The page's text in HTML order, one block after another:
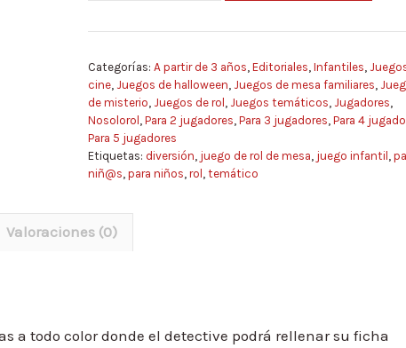
de
|
Cuaderno
de
Campo
cantidad
Categorías: A partir de 3 años Editoriales Infantiles
cine, Juegos de halloween Juegos de mesa familiares
de misterio Juegos de rol Juegos temáticos Jugadores
Nosolorol
Para 2 jugadores Para 3 jugadores Para 4
Para 5 jugadores
Etiquetas: diversión juego de rol de mesa juego infantil
niñ@s para niños rol temático
Valoraciones (0)
a todo color donde el detective podrá rellenar su ficha